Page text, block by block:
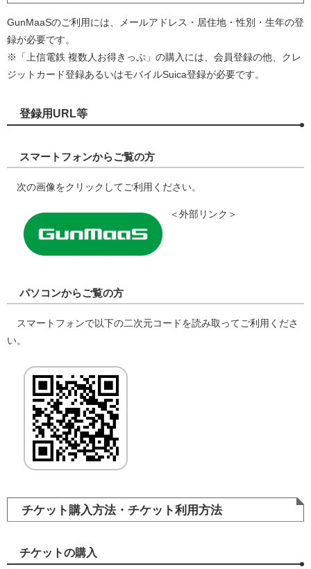
GunMaaSのご利用には、メールアドレス・居住地・性別・生年の登
録が必要です。
※「上信電鉄 複数人お得きっぷ」の購入には、会員登録の他、クレ
ジットカード登録あるいはモバイルSuica登録が必要です。
登録用URL等
スマートフォンからご覧の方
次の画像をクリックしてご利用ください。
＜外部リンク＞
パソコンからご覧の方
スマートフォンで以下の二次元コードを読み取ってご利用くださ
い。
チケット購入方法・チケット利用方法
チケットの購入